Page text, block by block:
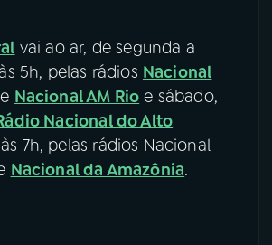
vai ao ar, de segunda a
5h, pelas rádios Nacional
e Nacional AM Rio e sábado,
Nacional do Alto
7h, pelas rádios Nacional
Nacional da Amazônia.